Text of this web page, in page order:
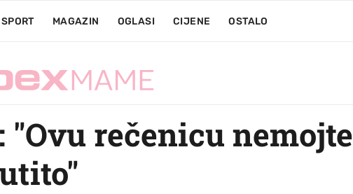
SPORT MAGAZIN OGLASI CIJENE OSTALO
rečenicu nemojte